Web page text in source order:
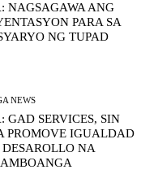
NAGSAGAWA ANG
PARA SA
NG TUPAD
NEWS
GAD SERVICES, SIN
PROMOVE IGUALDAD
NA